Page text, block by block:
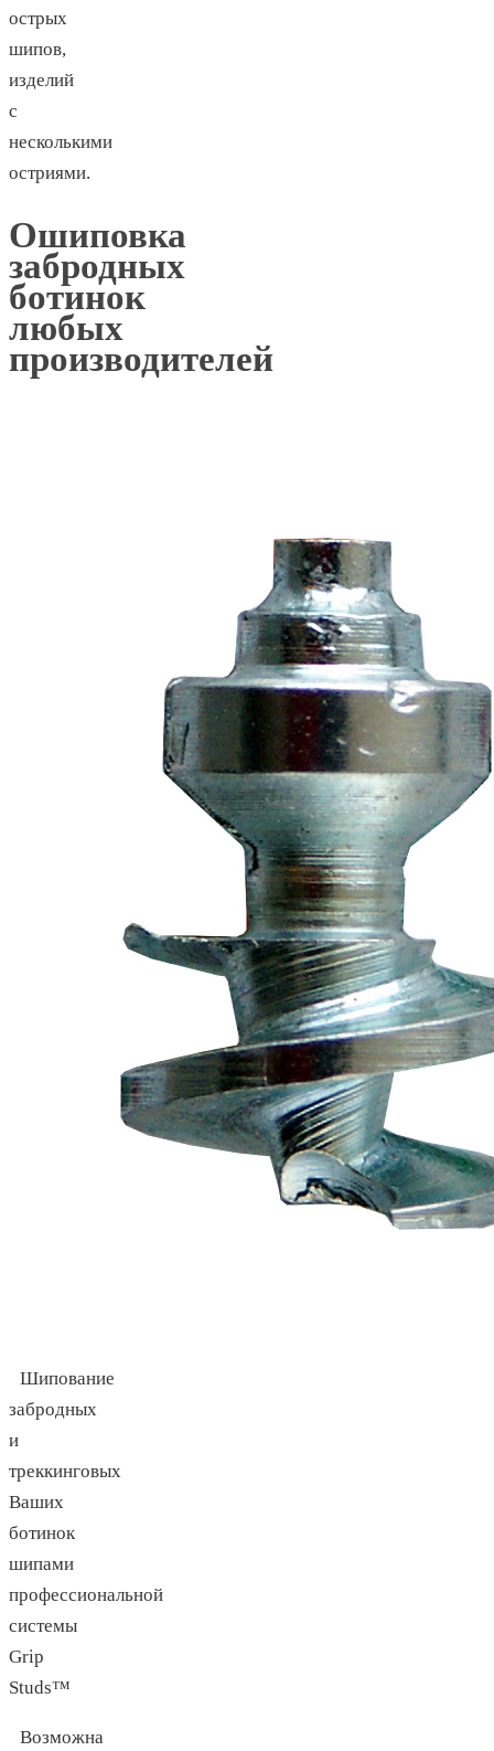
острых
шипов,
изделий
с
несколькими
остриями.
Ошиповка
забродных
ботинок
любых
производителей
Шипование
забродных
и
треккинговых
Ваших
ботинок
шипами
профессиональной
системы
Grip
Studs™
Возможна